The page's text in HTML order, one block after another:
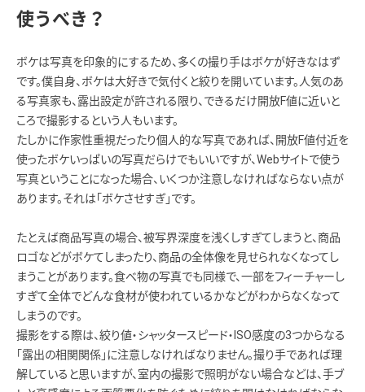
使うべき？
ボケは写真を印象的にするため、多くの撮り手はボケが好きなはず
です。僕自身、ボケは大好きで気付くと絞りを開いています。人気のあ
る写真家も、露出設定が許される限り、できるだけ開放F値に近いと
ころで撮影するという人もいます。
たしかに作家性重視だったり個人的な写真であれば、開放F値付近を
使ったボケいっぱいの写真だらけでもいいですが、Webサイトで使う
写真ということになった場合、いくつか注意しなければならない点が
あります。それは「ボケさせすぎ」です。
たとえば商品写真の場合、被写界深度を浅くしすぎてしまうと、商品
ロゴなどがボケてしまったり、商品の全体像を見せられなくなってし
まうことがあります。食べ物の写真でも同様で、一部をフィーチャーし
すぎて全体でどんな食材が使われているかなどがわからなくなって
しまうのです。
撮影をする際は、絞り値・シャッタースピード・ISO感度の3つからなる
「露出の相関関係」に注意しなければなりません。撮り手であれば理
解していると思いますが、室内の撮影で照明がない場合などは、手ブ